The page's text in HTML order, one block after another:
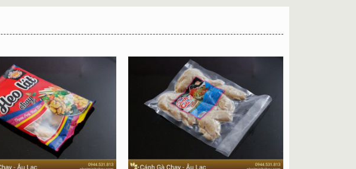
ốc đã lẩy. Mùi của nó rất thơm, khi ăn bạn sẽ cảm nhận được ngay sự
cung cấp sản phẩm Ốc bươu Chay Âu Lạc chính hãng từ nhà sản xuất.
Chay Âu Lạc
liệu: